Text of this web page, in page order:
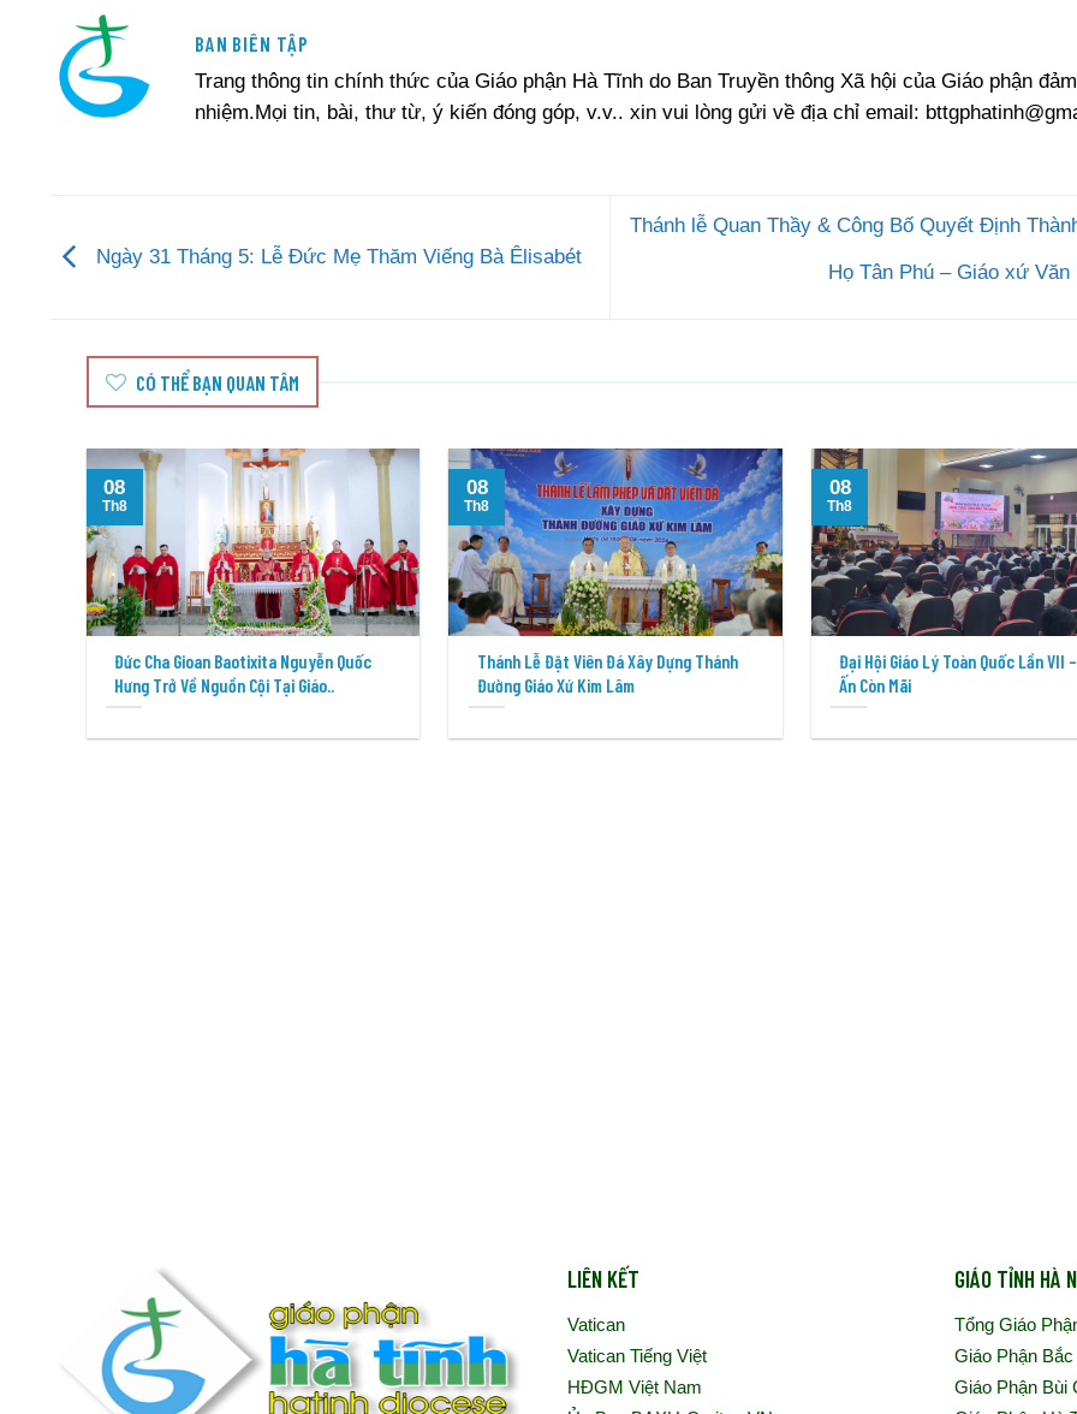
BAN BIÊN TẬP
Trang thông tin chính thức của Giáo phận Hà Tĩnh do Ban Truyền thông Xã hội của Giáo phận đảm
nhiệm.Mọi tin, bài, thư từ, ý kiến đóng góp, v.v.. xin vui lòng gửi về địa chỉ email:
Ngày 31 Tháng 5: Lễ Đức Mẹ Thăm Viếng Bà Êlisabét
Thánh lễ Quan Thầy & Công Bố Quyết Định
Họ Tân Phú – Giáo xứ Văn
CÓ THỂ BẠN QUAN TÂM
Đức Cha Gioan Baotixita Nguyễn Quốc
Hưng Trở Về Nguồn Cội Tại Giáo..
08
Th8
Thánh Lễ Đặt Viên Đá Xây Dựng Thánh
Đường Giáo Xứ Kim Lâm
08
Th8
Đại Hội Giáo Lý Toàn Quốc Lần VII
Ấn Còn Mãi
08
Th8
LIÊN KẾT
Vatican
Vatican Tiếng Việt
HĐGM Việt Nam
GIÁO TỈNH HÀ
Tổng Giáo
Giáo Phận
Giáo Phận Bùi